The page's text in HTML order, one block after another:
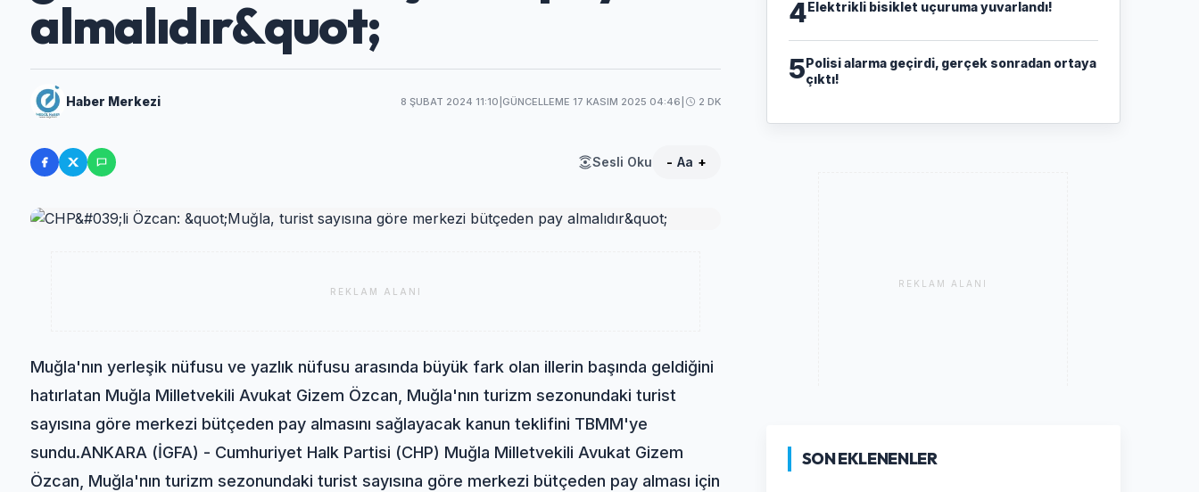
almalıdır&quot;
Haber Merkezi 8 ŞUBAT 2024 11:10 GÜNCELLEME 17 KASIM 2025 04:46 2 DK
Sesli Oku - Aa +
REKLAM ALANI
Muğla'nın yerleşik nüfusu ve yazlık nüfusu arasında büyük fark olan illerin başında geldiğini
hatırlatan Muğla Milletvekili Avukat Gizem Özcan, Muğla'nın turizm sezonundaki turist
sayısına göre merkezi bütçeden pay almasını sağlayacak kanun teklifini TBMM'ye
sundu.ANKARA (İGFA) - Cumhuriyet Halk Partisi (CHP) Muğla Milletvekili Avukat Gizem
Özcan, Muğla'nın turizm sezonundaki turist sayısına göre merkezi bütçeden pay alması için
4Elektrikli bisiklet uçuruma yuvarlandı!
5Polisi alarma geçirdi, gerçek sonradan ortaya
çıktı!
REKLAM ALANI
SON EKLENENLER